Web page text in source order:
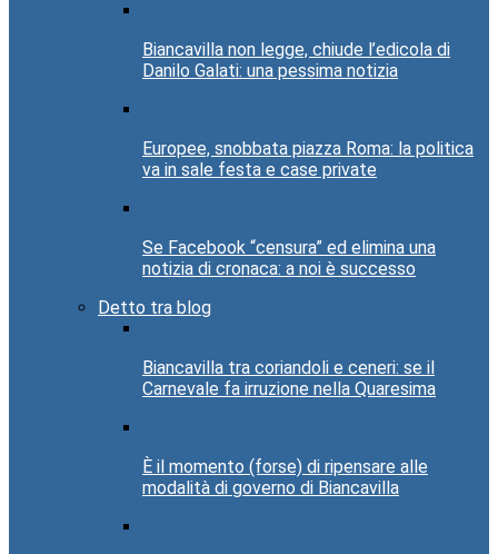
Biancavilla non legge, chiude l’edicola di
Danilo Galati: una pessima notizia
Europee, snobbata piazza Roma: la politica
va in sale festa e case private
Se Facebook “censura” ed elimina una
notizia di cronaca: a noi è successo
Detto tra blog
Biancavilla tra coriandoli e ceneri: se il
Carnevale fa irruzione nella Quaresima
È il momento (forse) di ripensare alle
modalità di governo di Biancavilla